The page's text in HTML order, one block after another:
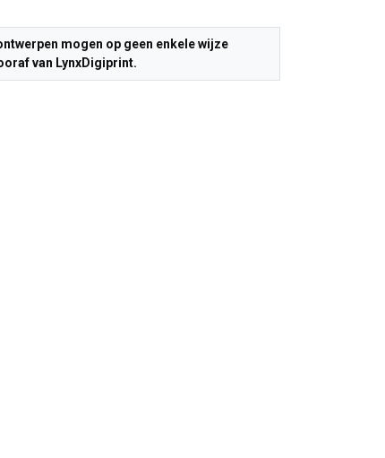
mogen op geen enkele wijze
van LynxDigiprint.